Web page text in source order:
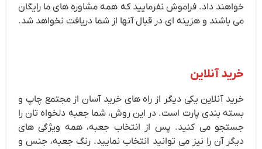
خواهند داد. فراموش نفرمایید که همه مشاوره های ما رایگان
می باشند و هزینه ای در قبال آنها از شما دریافت نخواهد شد.
خرید آنلاین
خرید آنلاین یکی دیگر از راه های خرید آسان از مجتمع چاپ و
بسته بندی پارت است. در این روش، شما جعبه دلخواه تان را
جستجو می کنید. پس از انتخاب جعبه، همه ویژگی های
دیگر آن را نیز می توانید انتخاب نمایید. رنگ جعبه، جنس و